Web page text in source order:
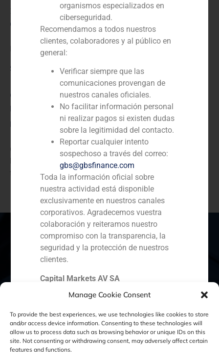
Manage Cookie Consent
To provide the best experiences, we use technologies like cookies to store
and/or access device information. Consenting to these technologies will
allow us to process data such as browsing behavior or unique IDs on this
site. Not consenting or withdrawing consent, may adversely affect certain
features and functions.
2024
Cliente:
Blasson | Family office mexicano
Servicio / Sector
Corporate Finance,Inmobiliario (residencial, comercial,
parques logísticos, industria)
Descripción
GBS Finance asesora en la adquisición minoritaria de
la gestora de hoteles de lujo Blasson, por parte de un
family office mexicano
España Portugal
Ecuador Perú
Política de Cookies Política de Privacidad
organismos especializados en
ciberseguridad.
Recomendamos a todos nuestros
clientes, colaboradores y al público en
general:
Verificar siempre que las
comunicaciones provengan de
nuestros canales oficiales.
No facilitar información personal
ni realizar pagos si existen dudas
sobre la legitimidad del contacto.
Reportar cualquier intento
sospechoso a través del correo:
gbs@gbsfinance.com
Toda la información oficial sobre
nuestra actividad está disponible
exclusivamente en nuestros canales
corporativos. Agradecemos vuestra
colaboración y reiteramos nuestro
compromiso con la transparencia, la
seguridad y la protección de nuestros
clientes.
Capital Markets AV SA
GBS Finance